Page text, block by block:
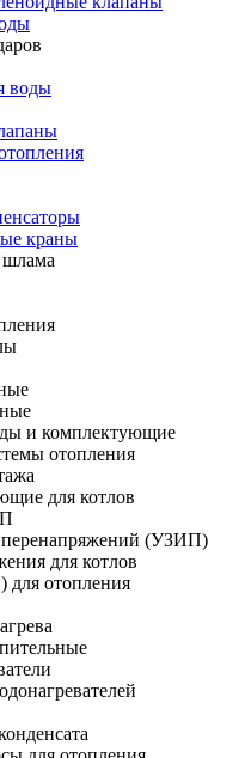
воды
краны
шлама
и комплектующие
отопления
для котлов
перенапряжений (УЗИП)
для котлов
отопления